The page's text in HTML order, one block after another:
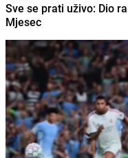
Sve se prati uživo: Dio
Mjesec